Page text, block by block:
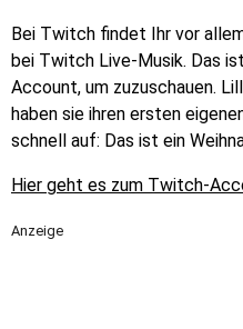
Bei Twitch findet Ihr vor
bei Twitch Live-Musik. Das
Account, um zuzuschauen.
haben sie ihren ersten
schnell auf: Das ist ein
Hier geht es zum Twitch-
Anzeige